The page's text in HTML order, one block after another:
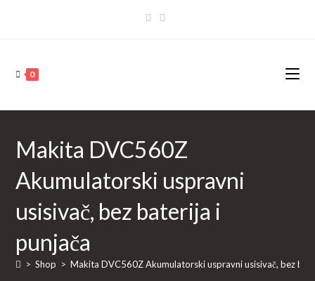
0
Makita DVC560Z
Akumulatorski uspravni
usisivač, bez baterija i
punjača
> Shop > Makita DVC560Z Akumulatorski uspravni usisivač, bez